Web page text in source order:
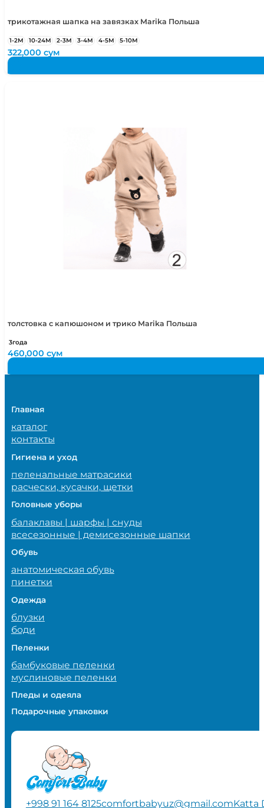
трикотажная шапка на завязках Marika Польша
1-2М 10-24М 2-3М 3-4М 4-5М 5-10М
322,000сум
толстовка с капюшоном и трико Marika Польша
3года
460,000сум
Главная
каталог
контакты
Гигиена и уход
пеленальные матрасики
расчески, кусачки, щетки
Головные уборы
балаклавы | шарфы | снуды
всесезонные | демисезонные шапки
Обувь
анатомическая обувь
пинетки
Одежда
блузки
боди
Пеленки
бамбуковые пеленки
муслиновые пеленки
Пледы и одеяла
Подарочные упаковки
+998 91 164 8125comfortbabyuz@gmail.comKatta